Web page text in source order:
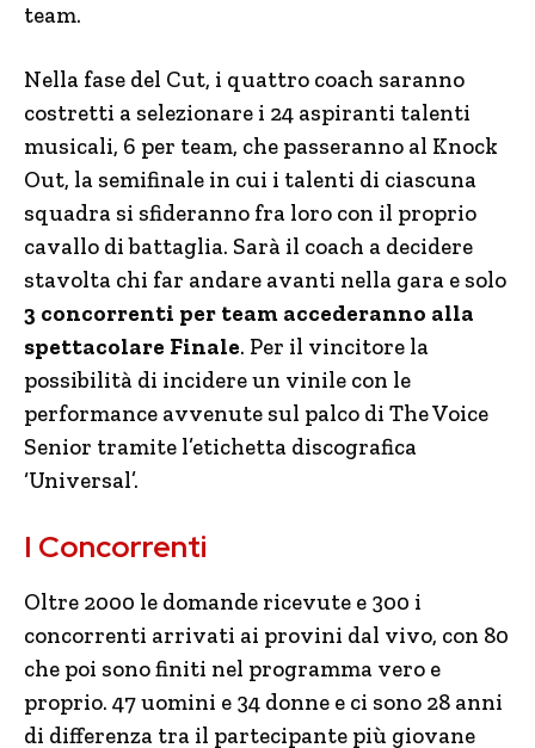
team.
Nella fase del Cut, i quattro coach saranno
costretti a selezionare i 24 aspiranti talenti
musicali, 6 per team, che passeranno al Knock
Out, la semifinale in cui i talenti di ciascuna
squadra si sfideranno fra loro con il proprio
cavallo di battaglia. Sarà il coach a decidere
stavolta chi far andare avanti nella gara e solo
3 concorrenti per team accederanno alla
spettacolare Finale. Per il vincitore la
possibilità di incidere un vinile con le
performance avvenute sul palco di The Voice
Senior tramite l’etichetta discografica
‘Universal’.
I Concorrenti
Oltre 2000 le domande ricevute e 300 i
concorrenti arrivati ai provini dal vivo, con 80
che poi sono finiti nel programma vero e
proprio. 47 uomini e 34 donne e ci sono 28 anni
di differenza tra il partecipante più giovane